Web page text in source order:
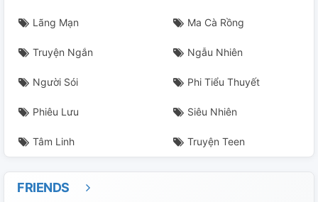
Lãng Mạn Ma Cà Rồng
Truyện Ngắn Ngẫu Nhiên
Người Sói Phi Tiểu Thuyết
Phiêu Lưu Siêu Nhiên
Tâm Linh Truyện Teen
FRIENDS